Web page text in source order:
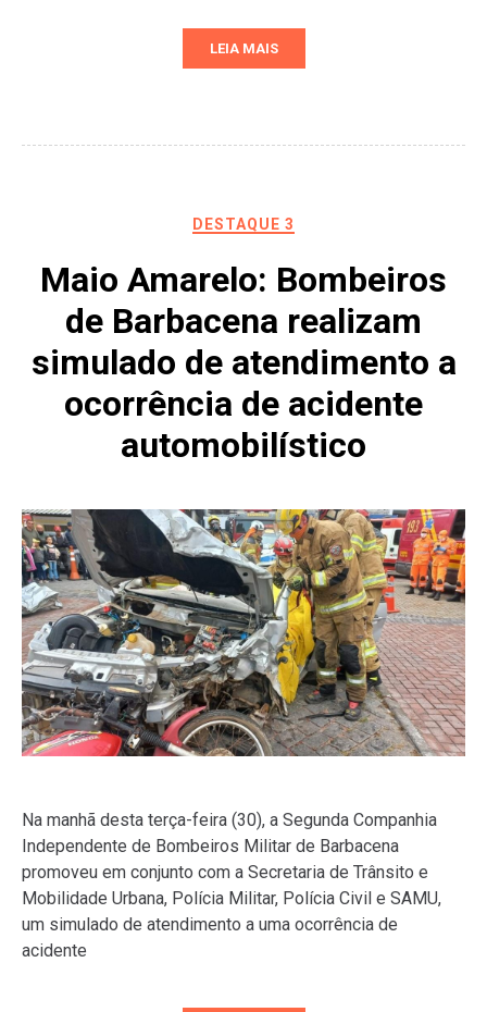
LEIA MAIS
DESTAQUE 3
Maio Amarelo: Bombeiros
de Barbacena realizam
simulado de atendimento a
ocorrência de acidente
automobilístico
Na manhã desta terça-feira (30), a Segunda Companhia
Independente de Bombeiros Militar de Barbacena
promoveu em conjunto com a Secretaria de Trânsito e
Mobilidade Urbana, Polícia Militar, Polícia Civil e SAMU,
um simulado de atendimento a uma ocorrência de
acidente